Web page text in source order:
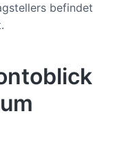
befindet